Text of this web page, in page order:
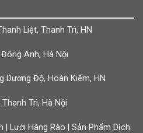
Liệt, Thanh Trì, HN
Anh, Hà Nội
Dương Độ, Hoàn Kiếm, HN
Trì, Hà Nội
| Lưới Hàng Rào | Sản Phẩm Dịch